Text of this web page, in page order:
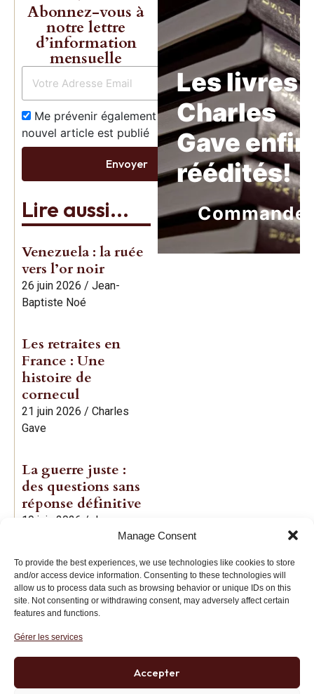
Manage Consent
To provide the best experiences, we use technologies like cookies to store
and/or access device information. Consenting to these technologies will
allow us to process data such as browsing behavior or unique IDs on this
site. Not consenting or withdrawing consent, may adversely affect certain
features and functions.
Gérer les services
Accepter
Abonnez-vous à
notre lettre
d’information
mensuelle
Me prévenir également dès qu’un
nouvel article est publié
Envoyer
Lire aussi...
Venezuela : la ruée
vers l’or noir
26 juin 2026 / Jean-
Baptiste Noé
Les retraites en
France : Une
histoire de
cornecul
21 juin 2026 / Charles
Gave
La guerre juste :
des questions sans
réponse définitive
19 juin 2026 / Jean-
Les livres
Charles
Gave enfin
réédités!
Institut des Libertés
+33 (0)1 71 20 45 39